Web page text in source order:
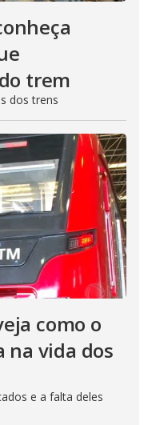
trem
dos trens
como o
na vida dos
e a falta deles